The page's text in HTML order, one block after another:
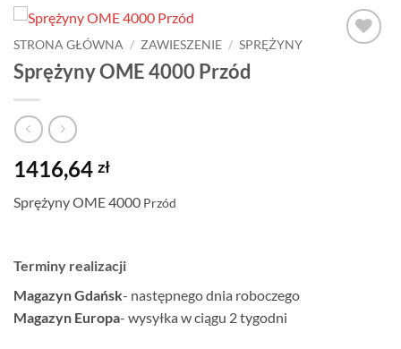
STRONA GŁÓWNA / ZAWIESZENIE / SPRĘŻYNY
Sprężyny OME 4000 Przód
1416,64 zł
Sprężyny OME 4000 Przód
Terminy realizacji
Magazyn Gdańsk- następnego dnia roboczego
Magazyn Europa- wysyłka w ciągu 2 tygodni